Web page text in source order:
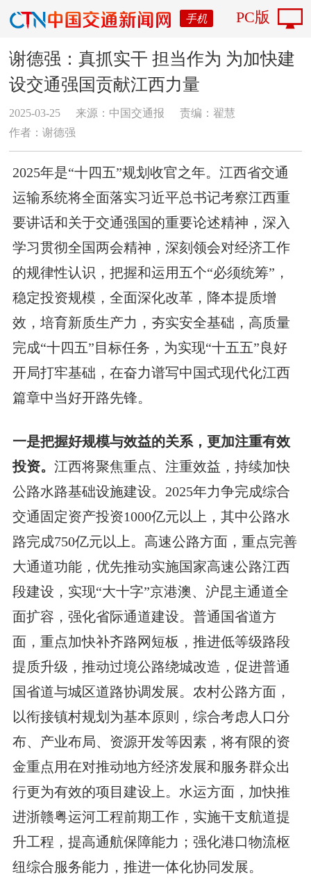
手机 PC版
谢德强：真抓实干 担当作为 为加快建
设交通强国贡献江西力量
2025-03-25 来源：中国交通报
责编：翟慧
作者：谢德强
2025年是“十四五”规划收官之年。江西省交通
运输系统将全面落实习近平总书记考察江西重
要讲话和关于交通强国的重要论述精神，深入
学习贯彻全国两会精神，深刻领会对经济工作
的规律性认识，把握和运用五个“必须统筹”，
稳定投资规模，全面深化改革，降本提质增
效，培育新质生产力，夯实安全基础，高质量
完成“十四五”目标任务，为实现“十五五”良好
开局打牢基础，在奋力谱写中国式现代化江西
篇章中当好开路先锋。
一是把握好规模与效益的关系，更加注重有效
投资。 江西将聚焦重点、注重效益，持续加快
公路水路基础设施建设。2025年力争完成综合
交通固定资产投资1000亿元以上，其中公路水
路完成750亿元以上。高速公路方面，重点完善
大通道功能，优先推动实施国家高速公路江西
段建设，实现“大十字”京港澳、沪昆主通道全
面扩容，强化省际通道建设。普通国省道方
面，重点加快补齐路网短板，推进低等级路段
提质升级，推动过境公路绕城改造，促进普通
国省道与城区道路协调发展。农村公路方面，
以衔接镇村规划为基本原则，综合考虑人口分
布、产业布局、资源开发等因素，将有限的资
金重点用在对推动地方经济发展和服务群众出
行更为有效的项目建设上。水运方面，加快推
进浙赣粤运河工程前期工作，实施干支航道提
升工程，提高通航保障能力；强化港口物流枢
纽综合服务能力，推进一体化协同发展。